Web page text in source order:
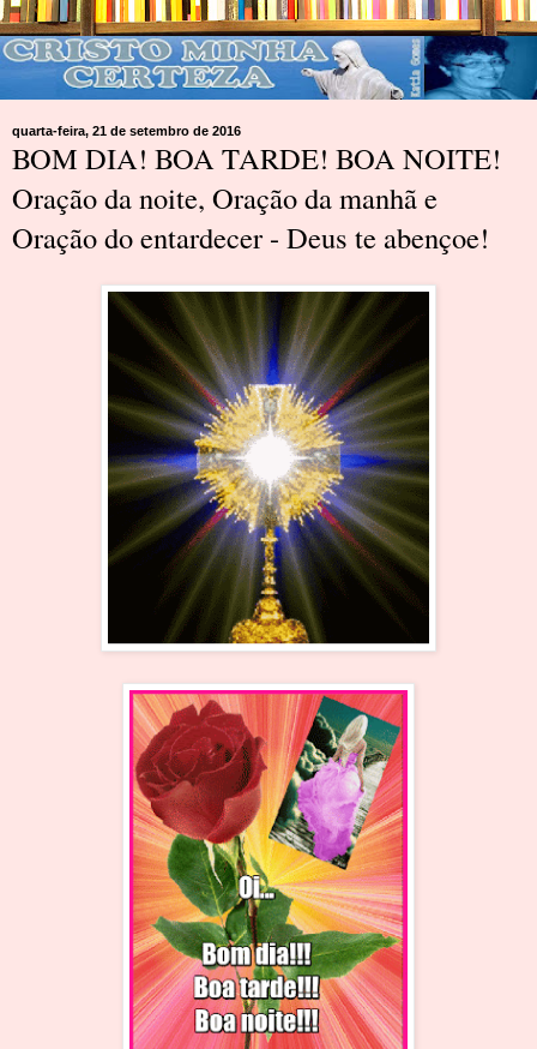
quarta-feira, 21 de setembro de 2016
BOM DIA! BOA TARDE! BOA NOITE!
Oração da noite, Oração da manhã e
Oração do entardecer - Deus te abençoe!